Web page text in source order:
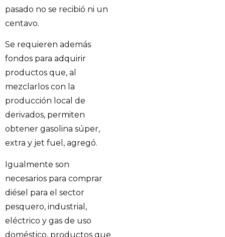
pasado no se recibió ni un
centavo.
Se requieren además
fondos para adquirir
productos que, al
mezclarlos con la
producción local de
derivados, permiten
obtener gasolina súper,
extra y jet fuel, agregó.
Igualmente son
necesarios para comprar
diésel para el sector
pesquero, industrial,
eléctrico y gas de uso
doméstico, productos que